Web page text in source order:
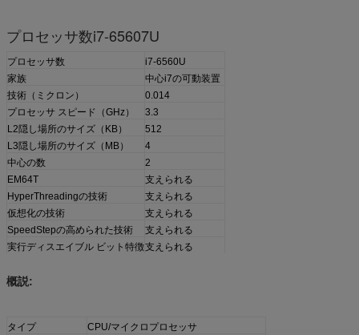
プロセッサ数i7-65607U
プロセッサ数
i7-6560U
家族
中心i7の可動装置
技術（ミクロン）
0.014
プロセッサ スピード（GHz）
3.3
L2隠し場所のサイズ（KB）
512
L3隠し場所のサイズ（MB）
4
中心の数
2
EM64T
支えられる
HyperThreadingの技術
支えられる
仮想化の技術
支えられる
SpeedStepの高められた技術
支えられる
実行ディスエイブル ビット特徴支えられる
概説:
タイプ CPU/マイクロプロセッサ